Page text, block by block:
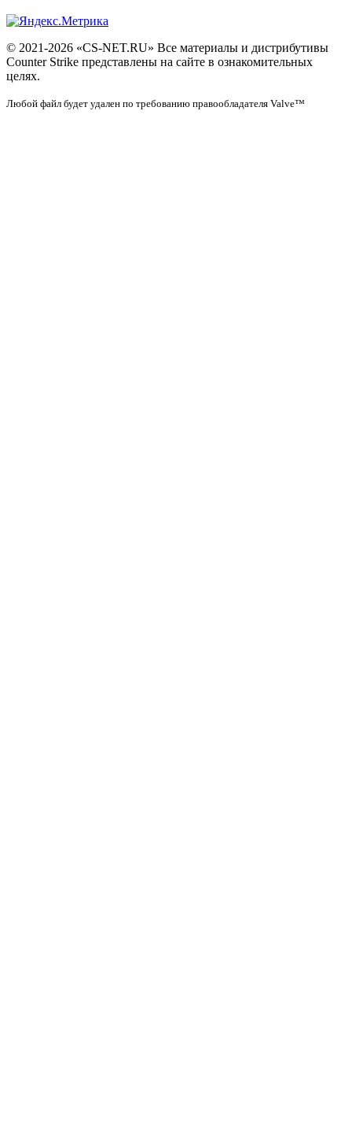
© 2021-2026 «CS-NET.RU» Все материалы и дистрибутивы
Counter Strike представлены на сайте в ознакомительных
целях.
Любой файл будет удален по требованию правообладателя Valve™